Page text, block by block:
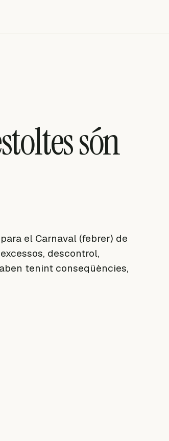
són
el Carnaval (febrer) de
descontrol,
tenint conseqüències,